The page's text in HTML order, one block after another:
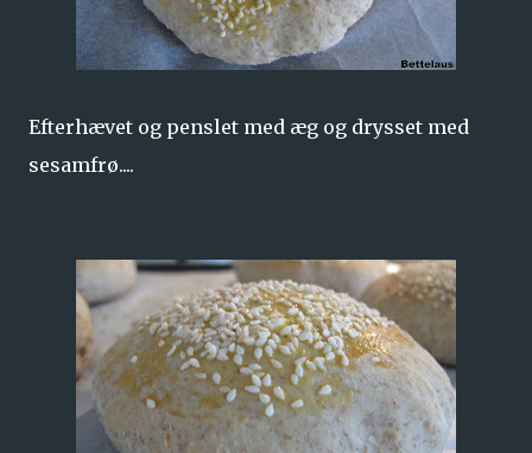
Efterhævet og penslet med æg og drysset med
sesamfrø....